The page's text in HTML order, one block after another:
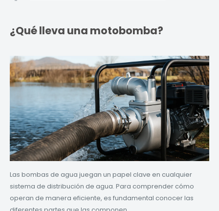
¿Qué lleva una motobomba?
Las bombas de agua juegan un papel clave en cualquier
sistema de distribución de agua. Para comprender cómo
operan de manera eficiente, es fundamental conocer las